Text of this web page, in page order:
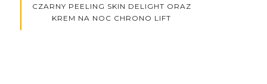
CZARNY PEELING SKIN DELIGHT ORAZ
KREM NA NOC CHRONO LIFT